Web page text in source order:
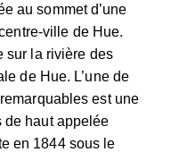
au sommet d’une
ville de Hue.
sur la rivière des
de Hue. L’une de
est une
de haut appelée
en 1844 sous le